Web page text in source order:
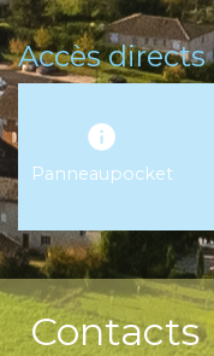
Accès directs
info
Panneaupocket
Contacts